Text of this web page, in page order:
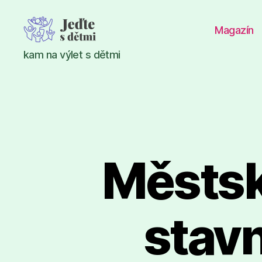
Jeďte
s
kam na výlet s dětmi
Magazín